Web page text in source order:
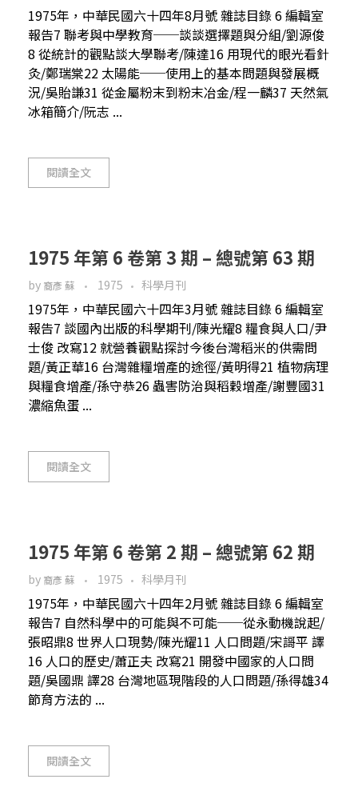
1975年，中華民國六十四年8月號 雜誌目錄 6 編輯室
報告7 聯考與中學教育──談談選擇題與分組/劉源俊
8 從統計的觀點談大學聯考/陳達16 用現代的眼光看針
灸/鄭瑞棠22 太陽能──使用上的基本問題與發展概
況/吳貽謙31 從金屬粉末到粉末冶金/程一麟37 天然氣
冰箱簡介/阮志 ...
閱讀全文
1975 年第 6 卷第 3 期 – 總號第 63 期
by 裔彥 蘇 1975 科學月刊
1975年，中華民國六十四年3月號 雜誌目錄 6 編輯室
報告7 談國內出版的科學期刊/陳光耀8 糧食與人口/尹
士俊 改寫12 就營養觀點探討今後台灣稻米的供需問
題/黃正華16 台灣雜糧增產的途徑/黃明得21 植物病理
與糧食增產/孫守恭26 蟲害防治與稻穀增產/謝豐國31
濃縮魚蛋 ...
閱讀全文
1975 年第 6 卷第 2 期 – 總號第 62 期
by 裔彥 蘇 1975 科學月刊
1975年，中華民國六十四年2月號 雜誌目錄 6 編輯室
報告7 自然科學中的可能與不可能──從永動機說起/
張昭鼎8 世界人口現勢/陳光耀11 人口問題/宋謌平 譯
16 人口的歷史/蕭正夫 改寫21 開發中國家的人口問
題/吳國鼎 譯28 台灣地區現階段的人口問題/孫得雄34
節育方法的 ...
閱讀全文